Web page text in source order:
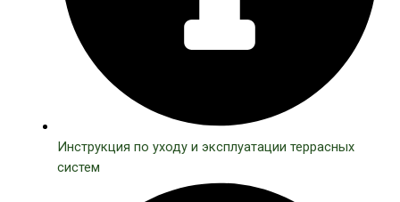
Инструкция по уходу и эксплуатации террасных
систем